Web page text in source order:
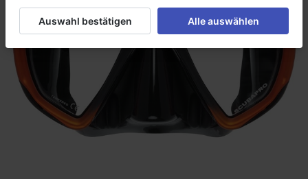
Auswahl bestätigen Alle auswählen